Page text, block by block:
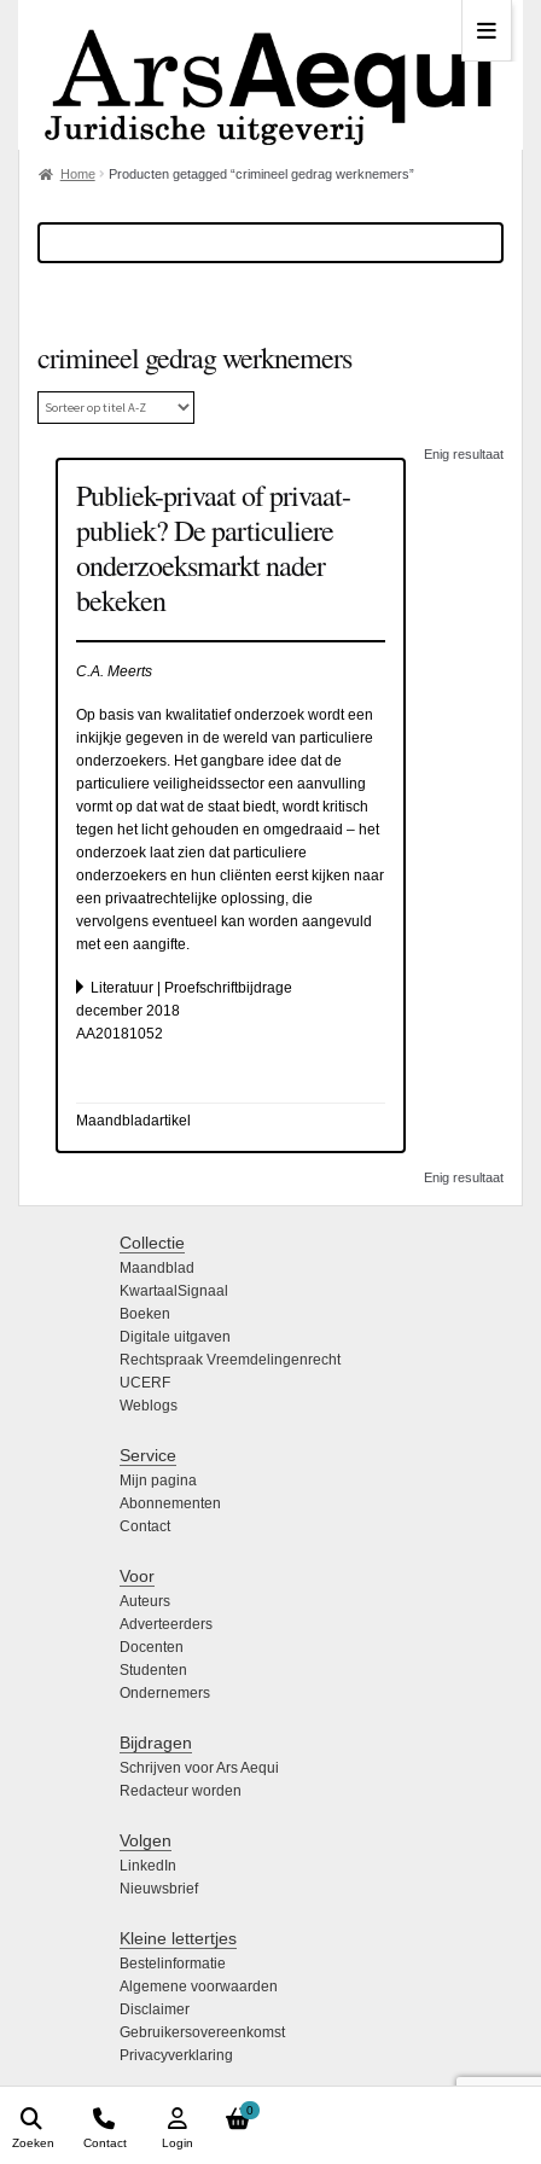
0
Login
Contact
Zoeken
Home Producten getagged “crimineel gedrag werknemers”
crimineel gedrag werknemers
Enig resultaat
Publiek-privaat of privaat-
publiek? De particuliere
onderzoeksmarkt nader
bekeken
C.A. Meerts
Op basis van kwalitatief onderzoek wordt een
inkijkje gegeven in de wereld van particuliere
onderzoekers. Het gangbare idee dat de
particuliere veiligheidssector een aanvulling
vormt op dat wat de staat biedt, wordt kritisch
tegen het licht gehouden en omgedraaid – het
onderzoek laat zien dat particuliere
onderzoekers en hun cliënten eerst kijken naar
een privaatrechtelijke oplossing, die
vervolgens eventueel kan worden aangevuld
met een aangifte.
Literatuur | Proefschriftbijdrage
december 2018
AA20181052
Maandbladartikel
Enig resultaat
Collectie
Maandblad
KwartaalSignaal
Boeken
Digitale uitgaven
Rechtspraak Vreemdelingenrecht
UCERF
Weblogs
Service
Mijn pagina
Abonnementen
Contact
Voor
Auteurs
Adverteerders
Docenten
Studenten
Ondernemers
Bijdragen
Schrijven voor Ars Aequi
Redacteur worden
Volgen
LinkedIn
Nieuwsbrief
Kleine lettertjes
Bestelinformatie
Algemene voorwaarden
Disclaimer
Gebruikersovereenkomst
Privacyverklaring